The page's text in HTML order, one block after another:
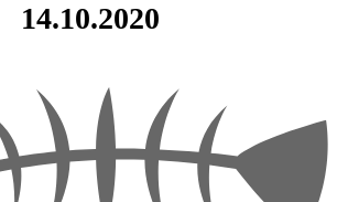
14.10.2020